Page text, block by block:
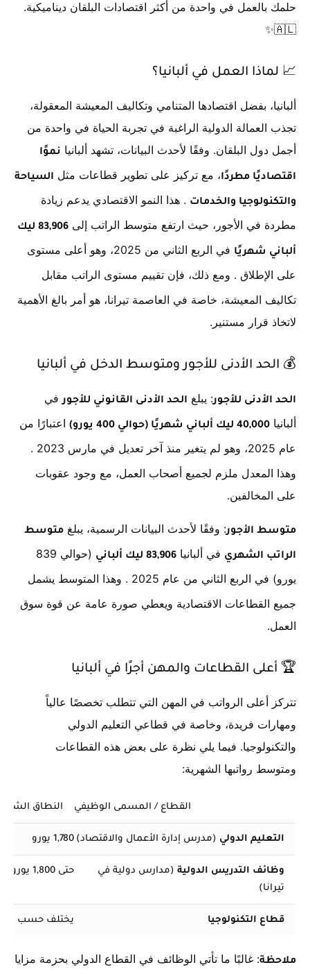
حلمك بالعمل في واحدة من أكثر اقتصادات البلقان ديناميكية.
🇦🇱✨
📈 لماذا العمل في ألبانيا؟
ألبانيا، بفضل اقتصادها المتنامي وتكاليف المعيشة المعقولة،
تجذب العمالة الدولية الراغبة في تجربة الحياة في واحدة من
أجمل دول البلقان. وفقًا لأحدث البيانات، تشهد ألبانيا نموًا
اقتصاديًا مطردًا، مع تركيز على تطوير قطاعات مثل السياحة
والتكنولوجيا والخدمات . هذا النمو الاقتصادي يدعم زيادة
مطردة في الأجور، حيث ارتفع متوسط الراتب إلى
83,906 ليك
ألباني شهريًا
في الربع الثاني من 2025، وهو أعلى مستوى
على الإطلاق . ومع ذلك، فإن تقييم مستوى الراتب مقابل
تكاليف المعيشة، خاصة في العاصمة تيرانا، هو أمر بالغ الأهمية
لاتخاذ قرار مستنير.
💰 الحد الأدنى للأجور ومتوسط الدخل في ألبانيا
الحد الأدنى للأجور: يبلغ الحد الأدنى القانوني للأجور في
ألبانيا 40,000 ليك ألباني شهريًا (حوالي 400 يورو)
اعتبارًا من
عام 2025، وهو لم يتغير منذ آخر تعديل في مارس 2023
.
وهذا المعدل ملزم لجميع أصحاب العمل، مع وجود عقوبات
على المخالفين.
متوسط الأجور: وفقًا لأحدث البيانات الرسمية، يبلغ متوسط
الراتب الشهري في ألبانيا 83,906 ليك ألباني
(حوالي 839
يورو) في الربع الثاني من عام 2025
. وهذا المتوسط يشمل
جميع القطاعات الاقتصادية ويعطي صورة عامة عن قوة سوق
العمل.
🏆 أعلى القطاعات والمهن أجرًا في ألبانيا
تتركز أعلى الرواتب في المهن التي تتطلب تخصصًا عالياً
ومهارات فريدة، وخاصة في قطاعي التعليم الدولي
والتكنولوجيا. فيما يلي نظرة على بعض هذه القطاعات
ومتوسط رواتبها الشهرية:
القطاع / المسمى الوظيفي النطاق
التعليم الدولي (مدرس إدارة الأعمال والاقتصاد) 1,780 يورو
وظائف التدريس الدولية (مدارس دولية في
تيرانا)
حتى 1,800 يورو
قطاع التكنولوجيا يختلف حسب
ملاحظة: غالبًا ما تأتي الوظائف في القطاع الدولي بحزمة مزايا